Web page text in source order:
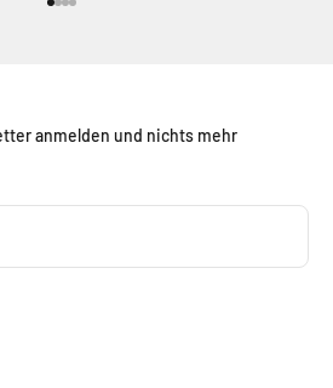
anmelden und nichts mehr